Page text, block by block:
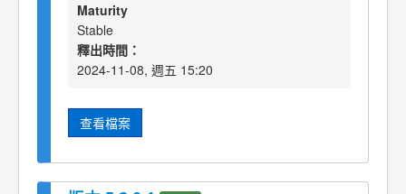
Maturity
Stable
釋出時間：
2024-11-08, 週五 15:20
查看檔案